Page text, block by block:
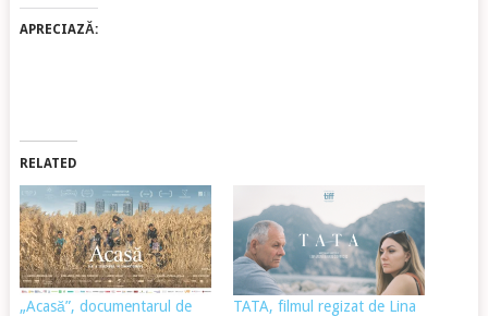
APRECIAZĂ:
RELATED
„Acasă”, documentarul de
TATA, filmul regizat de Lina